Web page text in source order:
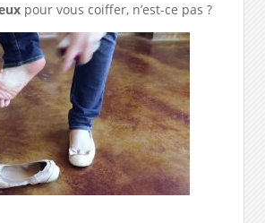
pour vous coiffer, n’est-ce pas ?